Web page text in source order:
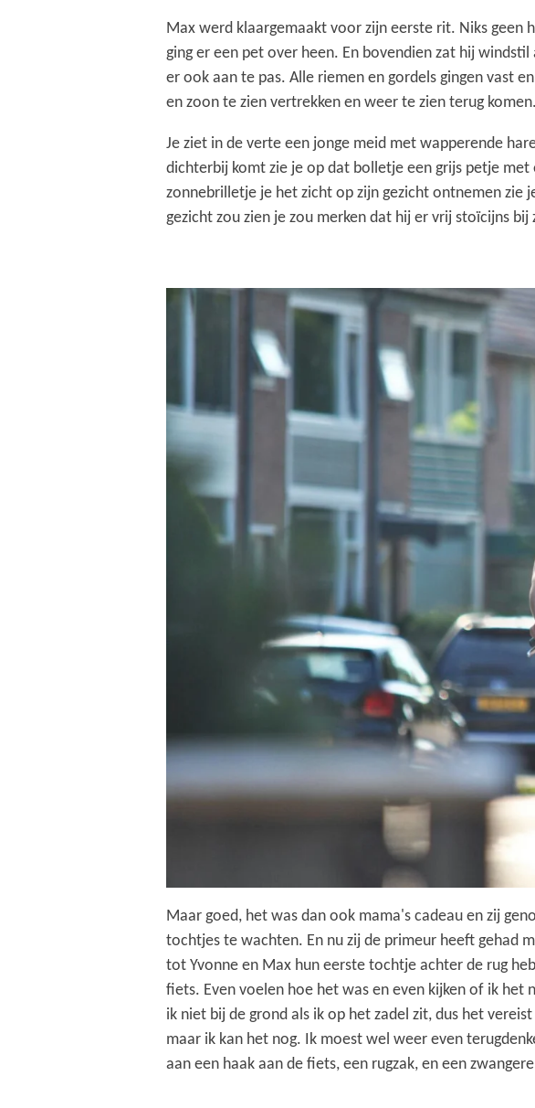
Max werd klaargemaakt voor zijn eerste rit. Niks
ging er een pet over heen. En bovendien zat hij
er ook aan te pas. Alle riemen en gordels gingen vast
en zoon te zien vertrekken en weer te zien terug
Je ziet in de verte een jonge meid met wapperende
dichterbij komt zie je op dat bolletje een grijs petje
zonnebrilletje je het zicht op zijn gezicht ontnemen
gezicht zou zien je zou merken dat hij er vrij stoïcijns
Maar goed, het was dan ook mama's cadeau en zij
tochtjes te wachten. En nu zij de primeur heeft gehad
tot Yvonne en Max hun eerste tochtje achter de rug
fiets. Even voelen hoe het was en even kijken of ik
ik niet bij de grond als ik op het zadel zit, dus het
maar ik kan het nog. Ik moest wel weer even
aan een haak aan de fiets, een rugzak, en een